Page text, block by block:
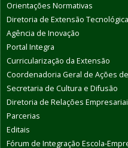
Orientações Normativas
Diretoria de Extensão Tecnológica
Agência de Inovação
Portal Integra
Curricularização da Extensão
Coordenadoria Geral de Ações
Secretaria de Cultura e Difusão
Diretoria de Relações
Parcerias
Editais
Fórum de Integração Escola-